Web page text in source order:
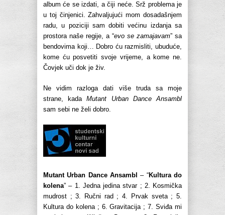
album će se izdati, a čiji neće. Srž problema je
u toj činjenici. Zahvaljujući mom dosadašnjem
radu, u poziciji sam dobiti većinu izdanja sa
prostora naše regije, a “evo se zamajavam” sa
bendovima koji… Dobro ću razmisliti, ubuduće,
kome ću posvetiti svoje vrijeme, a kome ne.
Čovjek uči dok je živ.
Ne vidim razloga dati više truda sa moje
strane, kadaMutant Urban Dance Ansambl
sam sebi ne želi dobro.
Mutant Urban Dance Ansambl – “Kultura do
kolena” – 1. Jedna jedina stvar ; 2. Kosmička
mudrost ; 3. Ručni rad ; 4. Prvak sveta ; 5.
Kultura do kolena ; 6. Gravitacija ; 7. Sviđa mi